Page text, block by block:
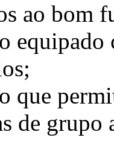
ao bom
que
de grupo